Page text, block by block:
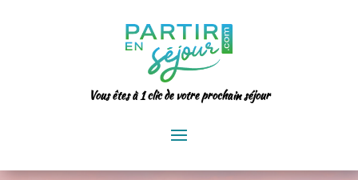
Vous êtes à 1 clic de votre prochain séjour